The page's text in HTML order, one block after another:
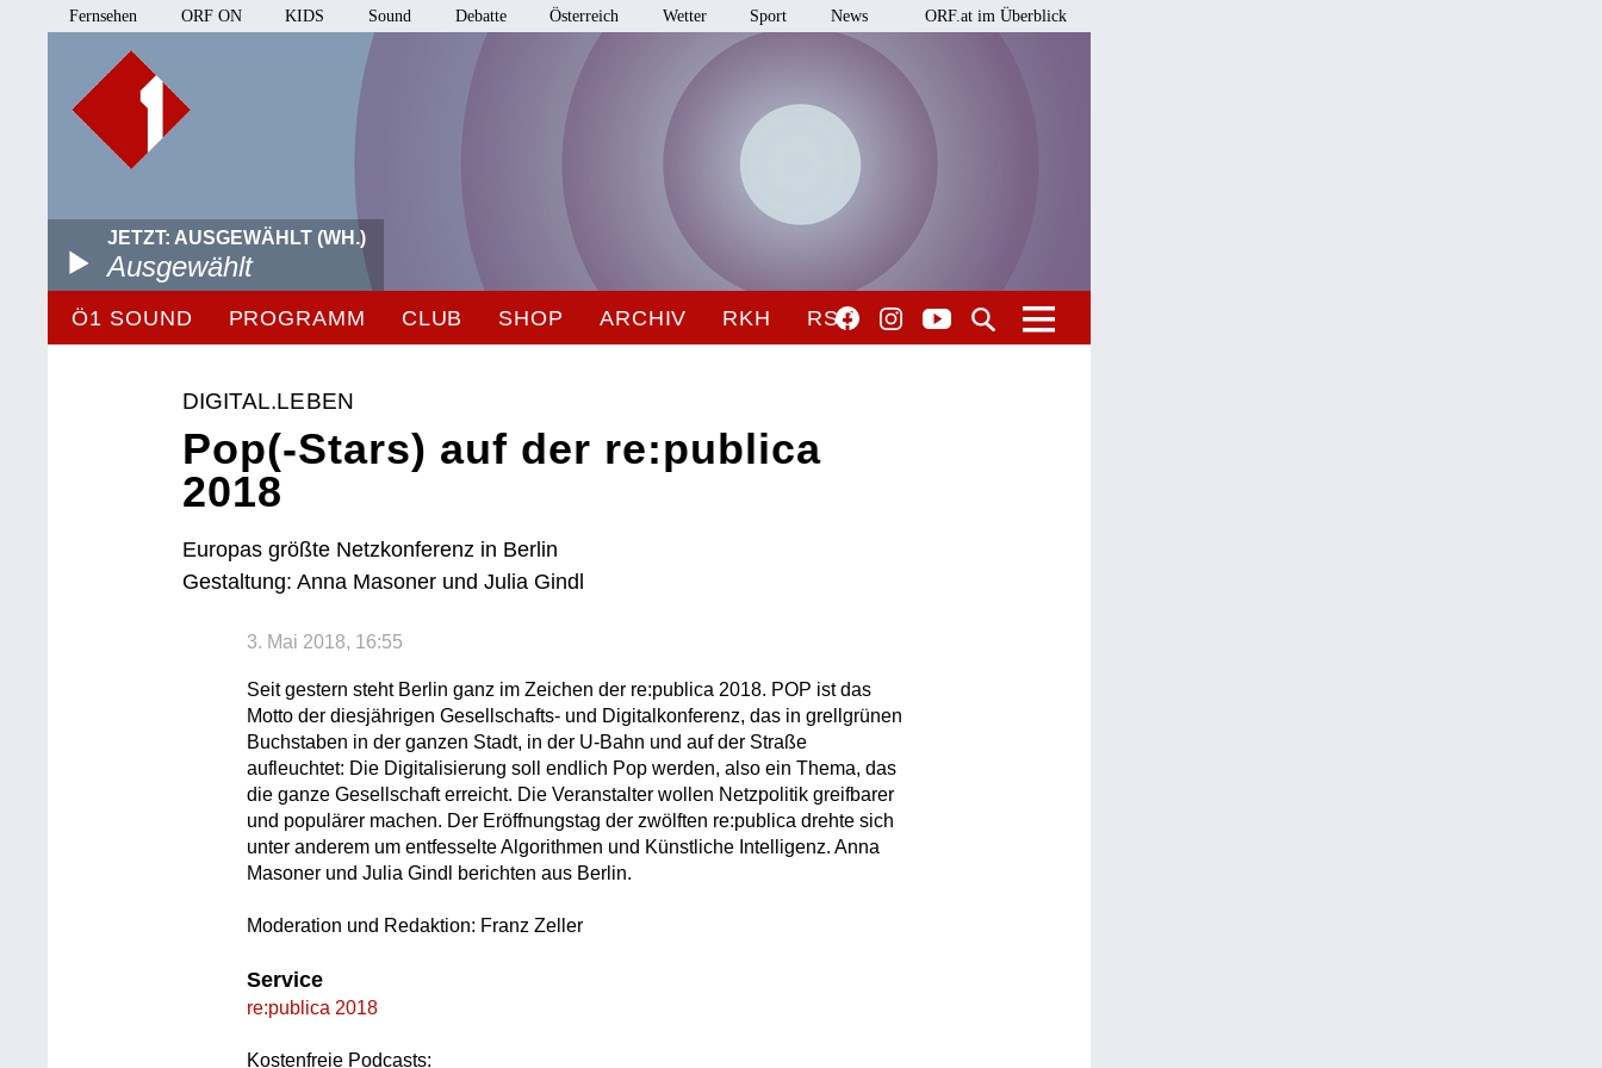
Fernsehen ORF ON KIDS Sound Debatte Österreich Wetter Sport News ORF.at im Überblick
JETZT: AUSGEWÄHLT (WH.)
Ausgewählt
Ö1 SOUND PROGRAMM CLUB SHOP ARCHIV RKH RSO
DIGITAL.LEBEN
Pop(-Stars) auf der re:publica
2018
Europas größte Netzkonferenz in Berlin
Gestaltung: Anna Masoner und Julia Gindl
3. Mai 2018, 16:55
Seit gestern steht Berlin ganz im Zeichen der re:publica 2018. POP ist das
Motto der diesjährigen Gesellschafts- und Digitalkonferenz, das in grellgrünen
Buchstaben in der ganzen Stadt, in der U-Bahn und auf der Straße
aufleuchtet: Die Digitalisierung soll endlich Pop werden, also ein Thema, das
die ganze Gesellschaft erreicht. Die Veranstalter wollen Netzpolitik greifbarer
und populärer machen. Der Eröffnungstag der zwölften re:publica drehte sich
unter anderem um entfesselte Algorithmen und Künstliche Intelligenz. Anna
Masoner und Julia Gindl berichten aus Berlin.
Moderation und Redaktion: Franz Zeller
Service
re:publica 2018
Kostenfreie Podcasts: